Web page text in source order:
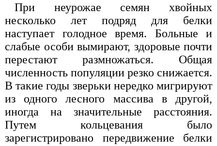
При неурожае семян хвойных
несколько лет подряд для белки
наступает голодное время. Больные и
слабые особи вымирают, здоровые почти
перестают размножаться. Общая
численность популяции резко снижается.
В такие годы зверьки нередко мигрируют
из одного лесного массива в другой,
иногда на значительные расстояния.
Путем кольцевания было
зарегистрировано передвижение белки